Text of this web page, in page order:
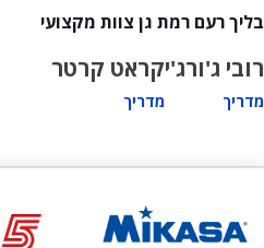
בליך רעם רמת גן צוות מקצועי
רובי ג'ורג'י
מדריך
קראט קרטר
מדריך